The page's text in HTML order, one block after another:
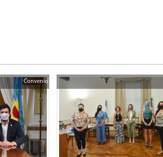
Convenio